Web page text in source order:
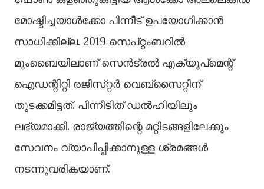
മോഷ്ടിച്ചയാൾക്കോ പിന്നീട് ഉപയോഗിക്കാൻ
സാധിക്കില്ല. 2019 സെപ്റ്റംബറില്‍
മുംബൈയിലാണ് സെൻട്രൽ എക്യുപ്‌മെന്റ്
ഐഡന്റിറ്റി രജിസ്‌റ്റർ വെബ്‌സൈറ്റിന്
തുടക്കമിട്ടത്. പിന്നീടിത് ഡൽഹിയിലും
ലഭ്യമാക്കി. രാജ്യത്തിന്റെ മറ്റിടങ്ങളിലേക്കും
സേവനം വ്യാപിപ്പിക്കാനുള്ള ശ്രമങ്ങൾ
നടന്നുവരികയാണ്.